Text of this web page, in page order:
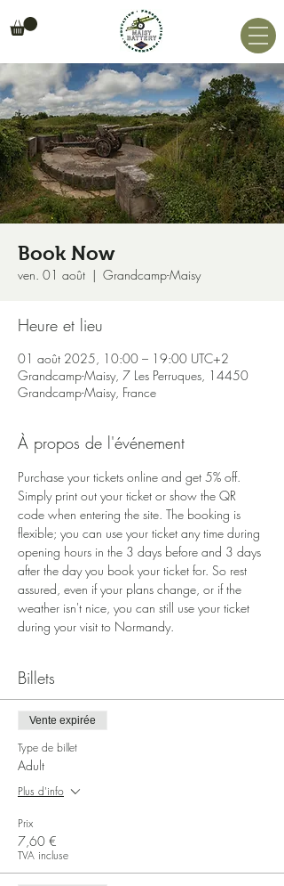
Book Now
ven. 01 août
  |
Grandcamp-Maisy
Heure et lieu
01 août 2025, 10:00 – 19:00 UTC+2
Grandcamp-Maisy, 7 Les Perruques, 14450
Grandcamp-Maisy, France
À propos de l'événement
Purchase your tickets online and get 5% off.
Simply print out your ticket or show the QR
code when entering the site. The booking is
flexible; you can use your ticket any time during
opening hours in the 3 days before and 3 days
after the day you book your ticket for. So rest
assured, even if your plans change, or if the
weather isn't nice, you can still use your ticket
during your visit to Normandy.
Billets
Vente expirée
Type de billet
Adult
Plus d'info
Prix
7,60 €
TVA incluse